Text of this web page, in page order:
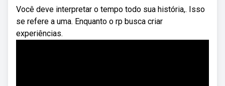
Você deve interpretar o tempo todo sua história,. Isso
se refere a uma. Enquanto o rp busca criar
experiências.